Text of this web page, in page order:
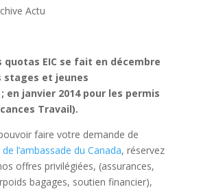
Actu
quotas EIC se fait en décembre
stages et jeunes
en janvier 2014 pour les permis
Travail).
faire votre demande de
l’ambassade du Canada, réservez
offres privilégiées, (assurances,
bagages, soutien financier),